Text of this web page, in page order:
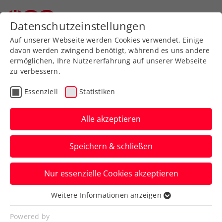
Zurück zur Newsübersicht
Turniere
ÖTV-
Jugendmeisterschaften
2024: Mittersill und
Bramberg als Top-
Gastgeber
Die nationalen Titelkämpfe in Salzburg für
Datenschutzeinstellungen
Auf unserer Webseite werden Cookies verwendet. Einige
davon werden zwingend benötigt, während es uns andere
ermöglichen, Ihre Nutzererfahrung auf unserer Webseite
zu verbessern.
Essenziell Statistiken
Alle akzeptieren
Speichern & schließen
Nur essenzielle Cookies akzeptieren
Essenziell
Essenzielle Cookies werden für grundlegende
Weitere Informationen anzeigen
Powered by